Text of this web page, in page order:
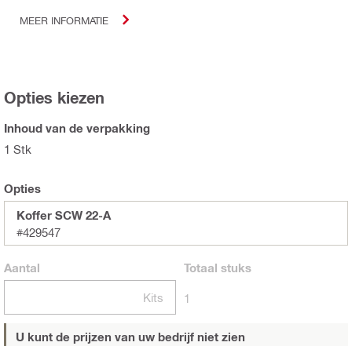
MEER INFORMATIE
Opties kiezen
Inhoud van de verpakking
1 Stk
Opties
Koffer SCW 22-A
#429547
Aantal
Kits
Totaal stuks
1
U kunt de prijzen van uw bedrijf niet zien